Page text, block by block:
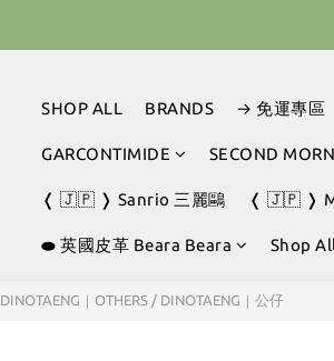
🇹🇭‎⚡︎ 泰國限定 ☘️買手機殼送掛繩‎
SHOP ALL BRANDS → 免運專區
GARCONTIMIDE SECOND
❬ 🇯🇵 ❭ Sanrio 三麗鷗 ❬ 🇯🇵 ❭
⬬ 英國皮革 Beara Beara Shop All
DINOTAENG｜OTHERS / DINOTAENG｜公仔